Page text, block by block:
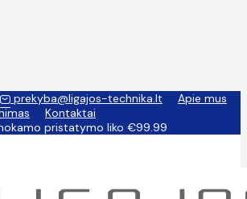
prekyba@ligajos-technika.lt
Apie mus
Kontaktai
pristatymo liko €99.99